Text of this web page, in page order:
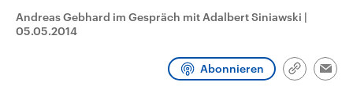
und Hintergründe zu den Parteien
und Kandidaten der anstehenden
Wahl.
Sendungen Programm Podcasts
Andreas Gebhard im Gespräch mit Adalbert Siniawski |
05.05.2014
Abonnieren
Link